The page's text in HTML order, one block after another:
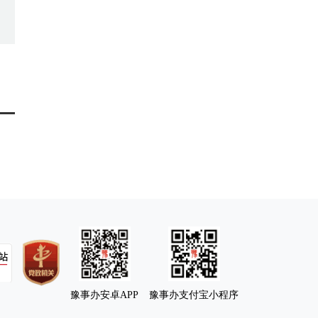
豫事办安卓APP 豫事办支付宝小程序